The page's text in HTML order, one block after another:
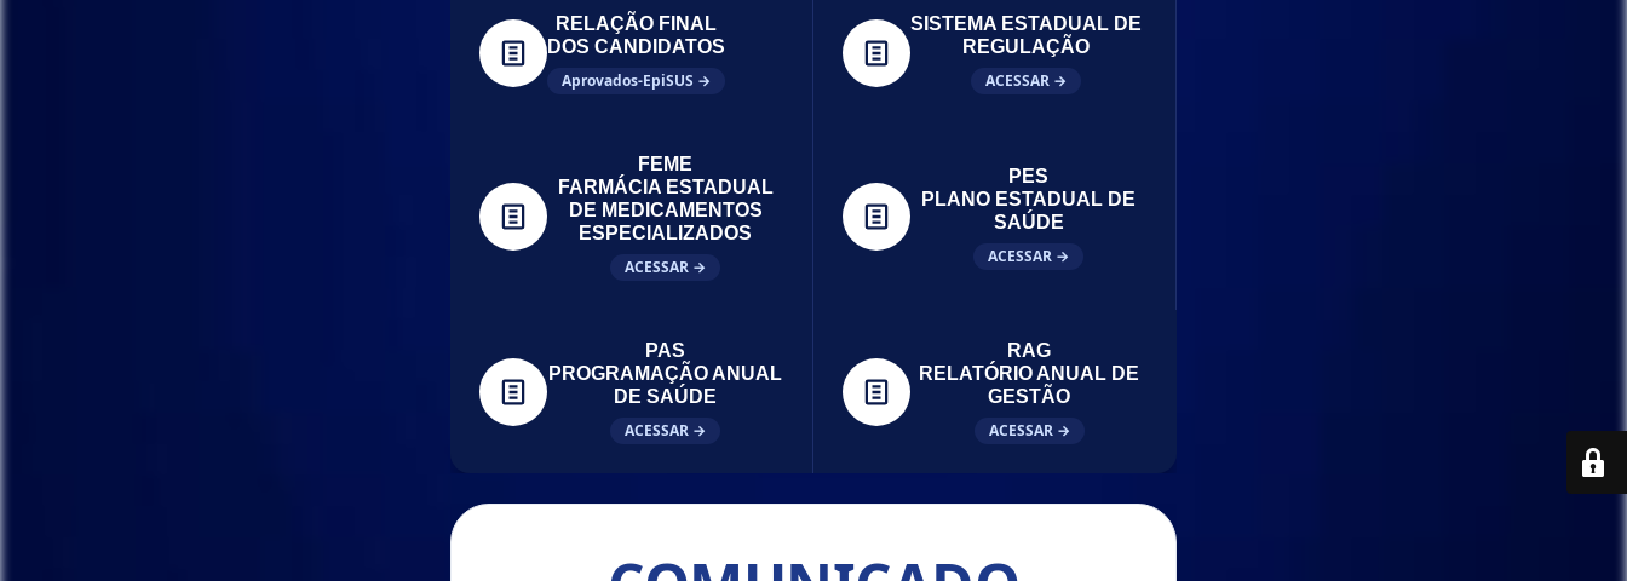
RELAÇÃO FINAL
DOS CANDIDATOS
Aprovados-EpiSUS →
SISTEMA ESTADUAL DE
REGULAÇÃO
ACESSAR →
FEME
FARMÁCIA ESTADUAL
DE MEDICAMENTOS
ESPECIALIZADOS
ACESSAR →
PES
PLANO ESTADUAL DE
SAÚDE
ACESSAR →
PAS
PROGRAMAÇÃO ANUAL
DE SAÚDE
ACESSAR →
RAG
RELATÓRIO ANUAL DE
GESTÃO
ACESSAR →